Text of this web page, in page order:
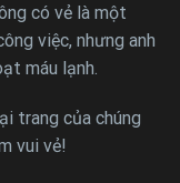
có vẻ là một
việc, nhưng anh
máu lạnh.
trang của chúng
vui vẻ!